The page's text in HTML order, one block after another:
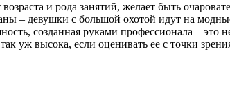
и рода занятий, желает быть
– девушки с большой охотой идут на
созданная руками профессионала – это
уж высока, если оценивать ее с точки